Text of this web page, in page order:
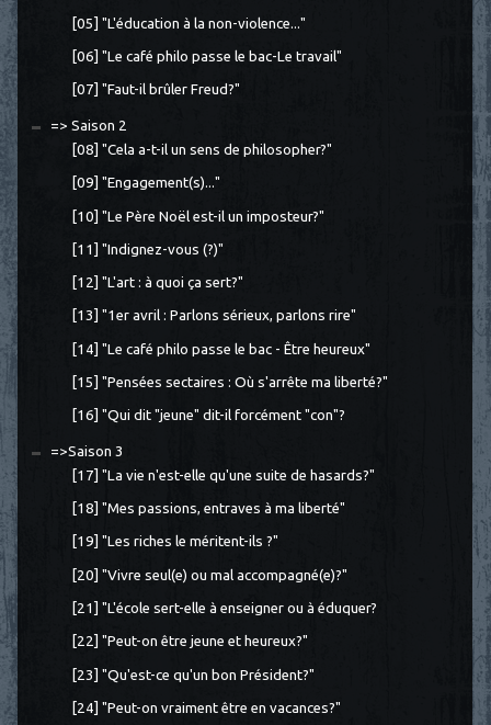
[05] "L'éducation à la non-violence..."
[06] "Le café philo passe le bac-Le travail"
[07] "Faut-il brûler Freud?"
=> Saison 2
[08] "Cela a-t-il un sens de philosopher?"
[09] "Engagement(s)..."
[10] "Le Père Noël est-il un imposteur?"
[11] "Indignez-vous (?)"
[12] "L'art : à quoi ça sert?"
[13] "1er avril : Parlons sérieux, parlons rire"
[14] "Le café philo passe le bac - Être heureux"
[15] "Pensées sectaires : Où s'arrête ma liberté?"
[16] "Qui dit "jeune" dit-il forcément "con"?
=>Saison 3
[17] "La vie n'est-elle qu'une suite de hasards?"
[18] "Mes passions, entraves à ma liberté"
[19] "Les riches le méritent-ils ?"
[20] "Vivre seul(e) ou mal accompagné(e)?"
[21] "L'école sert-elle à enseigner ou à éduquer?
[22] "Peut-on être jeune et heureux?"
[23] "Qu'est-ce qu'un bon Président?"
[24] "Peut-on vraiment être en vacances?"